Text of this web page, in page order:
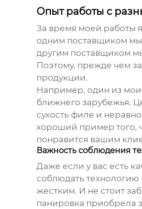
Опыт работы с
За время моей работы
одним поставщиком мы
другим поставщиком
Поэтому, прежде чем
продукции.
Например, один из
ближнего зарубежья.
сухость филе и
хороший пример того,
понравится вашим
Важность соблюдения
Даже если у вас есть
соблюдать
жестким. И не стоит
панировка приобрела